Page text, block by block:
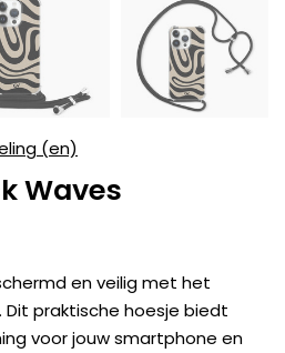
(en)
Waves
en veilig met het
praktische hoesje biedt
voor jouw smartphone en